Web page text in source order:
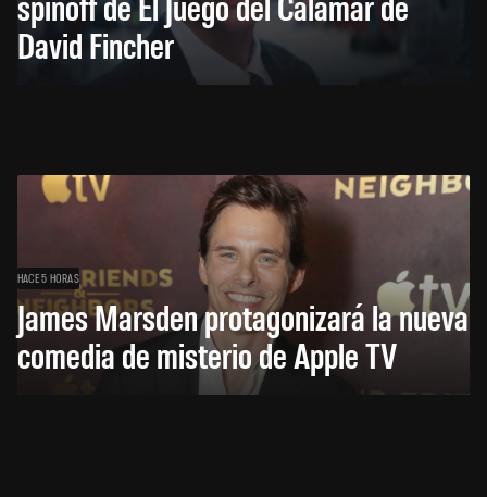
David Fincher
HACE 5 HORAS
James Marsden protagonizará la nueva
comedia de misterio de Apple TV